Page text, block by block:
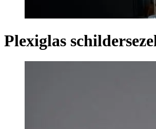
Plexiglas